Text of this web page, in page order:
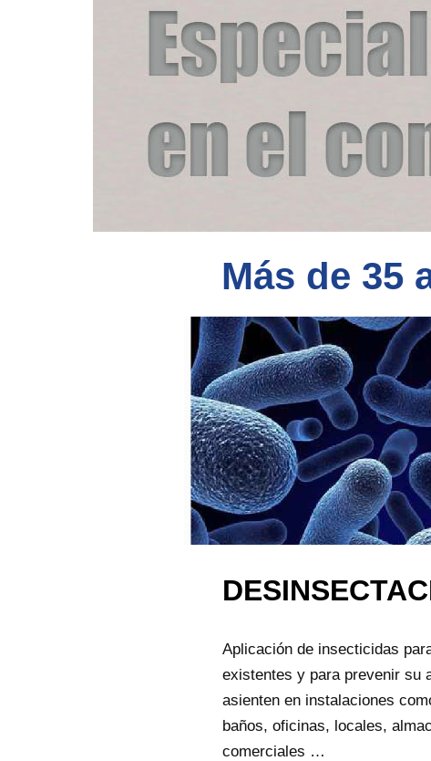
Más de 35
Aplicación de insecticidas
existentes y para prevenir su
asienten en instalaciones
baños, oficinas, locales,
comerciales …